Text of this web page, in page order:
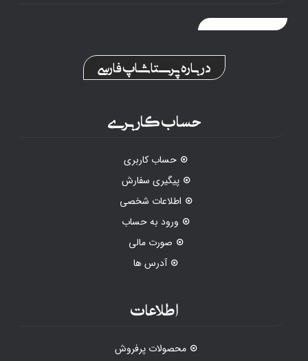
درباره پرستاشاپ فارسی
حساب کاربری
حساب کاربری
پیگیری سفارش
اطلاعات شخصی
ورود به حساب
صورت مالی
آدرس ها
اطلاعات
محصولات پرفروش